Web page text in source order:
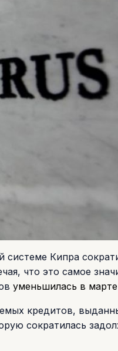
Кипра
что это самое
уменьшилась в
кредитов,
сократилась